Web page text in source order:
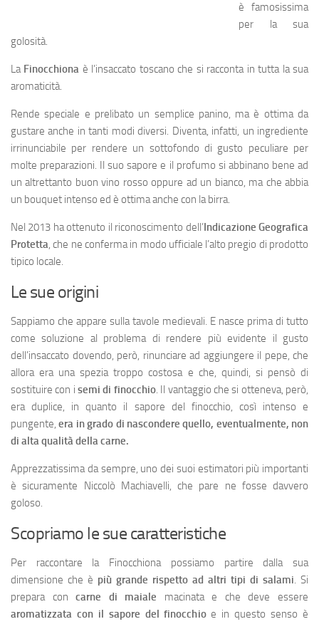
è famosissima
per la sua
golosità.
La Finocchiona è l’insaccato toscano che si racconta in tutta la sua
aromaticità.
Rende speciale e prelibato un semplice panino, ma è ottima da
gustare anche in tanti modi diversi. Diventa, infatti, un ingrediente
irrinunciabile per rendere un sottofondo di gusto peculiare per
molte preparazioni. Il suo sapore e il profumo si abbinano bene ad
un altrettanto buon vino rosso oppure ad un bianco, ma che abbia
un bouquet intenso ed è ottima anche con la birra.
Nel 2013 ha ottenuto il riconoscimento dell’Indicazione Geografica
Protetta, che ne conferma in modo ufficiale l’alto pregio di prodotto
tipico locale.
Le sue origini
Sappiamo che appare sulla tavole medievali. E nasce prima di tutto
come soluzione al problema di rendere più evidente il gusto
dell’insaccato dovendo, però, rinunciare ad aggiungere il pepe, che
allora era una spezia troppo costosa e che, quindi, si pensò di
sostituire con isemi di finocchio. Il vantaggio che si otteneva, però,
era duplice, in quanto il sapore del finocchio, così intenso e
pungente,era in grado di nascondere quello, eventualmente, non
di alta qualità della carne.
Apprezzatissima da sempre, uno dei suoi estimatori più importanti
è sicuramente Niccolò Machiavelli, che pare ne fosse davvero
goloso.
Scopriamo le sue caratteristiche
Per raccontare la Finocchiona possiamo partire dalla sua
dimensione che è più grande rispetto ad altri tipi di salami. Si
prepara concarne di maiale macinata e che deve essere
aromatizzata con il sapore del finocchioe in questo senso è